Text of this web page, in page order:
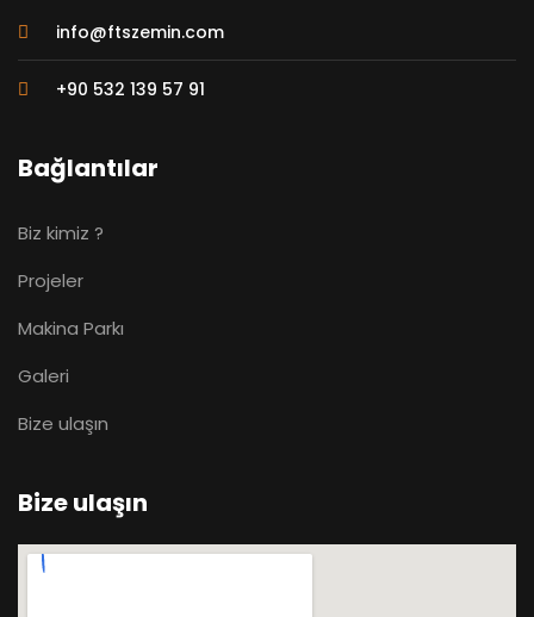
info@ftszemin.com
+90 532 139 57 91
Bağlantılar
Biz kimiz ?
Projeler
Makina Parkı
Galeri
Bize ulaşın
Bize ulaşın